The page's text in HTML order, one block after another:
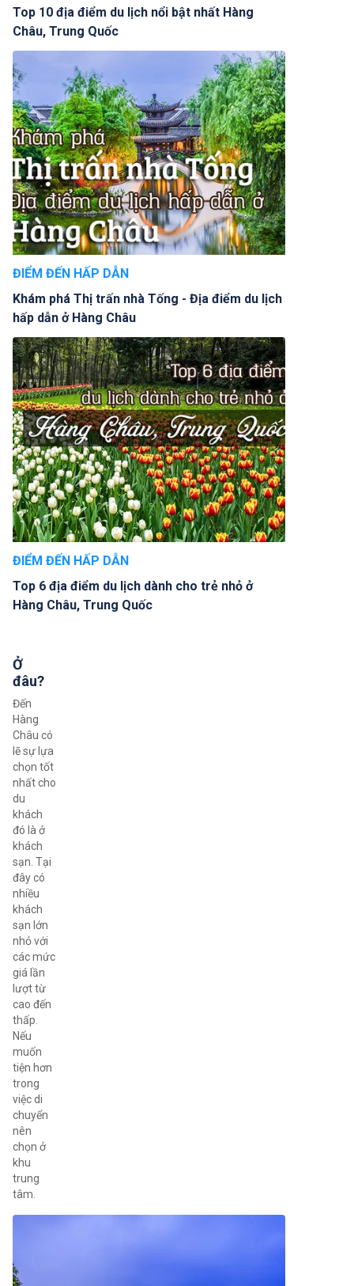
Top 10 địa điểm du lịch nổi bật nhất Hàng
Châu, Trung Quốc
ĐIỂM ĐẾN HẤP DẪN
Khám phá Thị trấn nhà Tống - Địa điểm du lịch
hấp dẫn ở Hàng Châu
ĐIỂM ĐẾN HẤP DẪN
Top 6 địa điểm du lịch dành cho trẻ nhỏ ở
Hàng Châu, Trung Quốc
Ở
đâu?
Đến
Hàng
Châu có
lẽ sự lựa
chọn tốt
nhất cho
du
khách
đó là ở
khách
sạn. Tại
đây có
nhiều
khách
sạn lớn
nhỏ với
các mức
giá lần
lượt từ
cao đến
thấp.
Nếu
muốn
tiện hơn
trong
việc di
chuyển
nên
chọn ở
khu
trung
tâm.